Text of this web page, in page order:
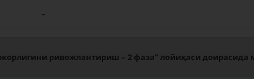
-
ривожлантириш – 2 фаза" лойиҳаси